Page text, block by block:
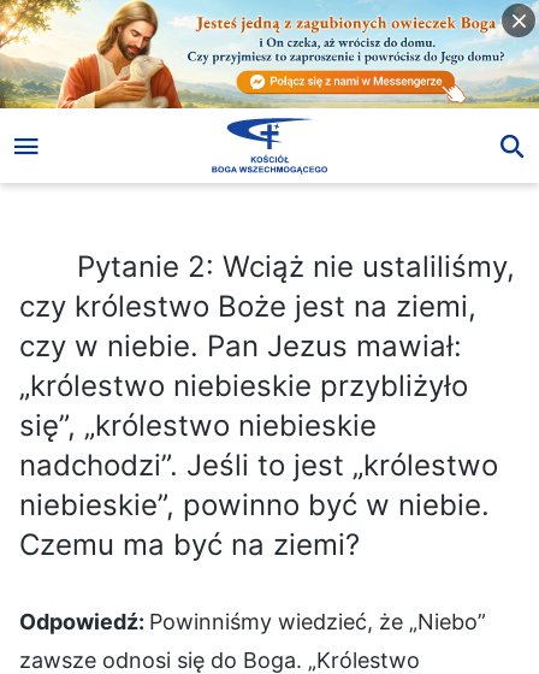
Pytanie 2: Wciąż nie ustaliliśmy,
czy królestwo Boże jest na ziemi,
czy w niebie. Pan Jezus mawiał:
„królestwo niebieskie przybliżyło
się”, „królestwo niebieskie
nadchodzi”. Jeśli to jest „królestwo
niebieskie”, powinno być w niebie.
Czemu ma być na ziemi?
Odpowiedź: Powinniśmy wiedzieć, że „Niebo”
zawsze odnosi się do Boga. „Królestwo